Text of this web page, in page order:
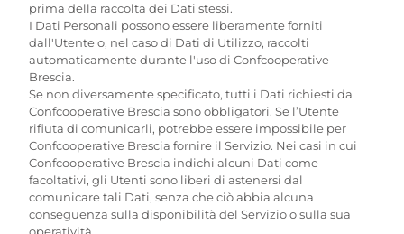
prima della raccolta dei Dati stessi.
I Dati Personali possono essere liberamente forniti
dall'Utente o, nel caso di Dati di Utilizzo, raccolti
automaticamente durante l'uso di Confcooperative
Brescia.
Se non diversamente specificato, tutti i Dati richiesti da
Confcooperative Brescia sono obbligatori. Se l’Utente
rifiuta di comunicarli, potrebbe essere impossibile per
Confcooperative Brescia fornire il Servizio. Nei casi in cui
Confcooperative Brescia indichi alcuni Dati come
facoltativi, gli Utenti sono liberi di astenersi dal
comunicare tali Dati, senza che ciò abbia alcuna
conseguenza sulla disponibilità del Servizio o sulla sua